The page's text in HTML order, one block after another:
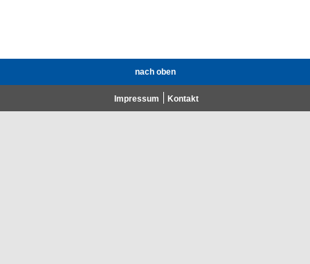
nach oben
Impressum Kontakt